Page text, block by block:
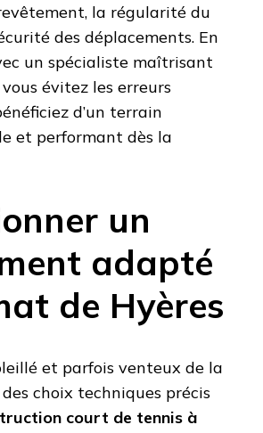
la régularité du
des déplacements. En
un spécialiste maîtrisant
évitez les erreurs
d’un terrain
et performant dès la
un
adapté
de Hyères
et parfois venteux de la
choix techniques précis
court de tennis à